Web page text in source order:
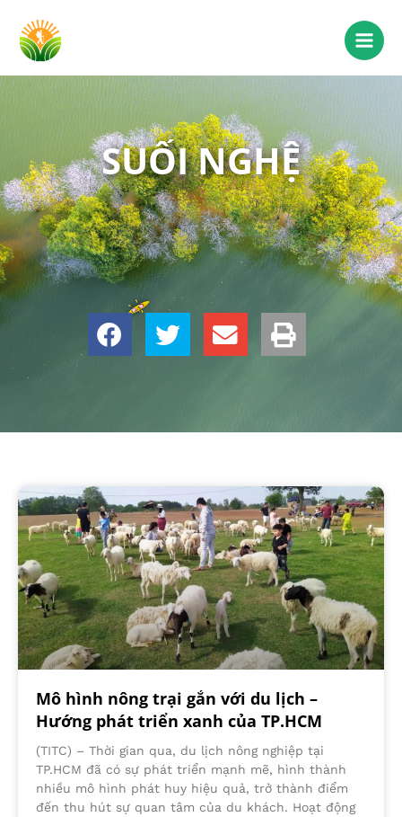
SUỐI NGHỆ
Mô hình nông trại gắn với du lịch –
Hướng phát triển xanh của TP.HCM
(TITC) – Thời gian qua, du lịch nông nghiệp tại
TP.HCM đã có sự phát triển mạnh mẽ, hình thành
nhiều mô hình phát huy hiệu quả, trở thành điểm
đến thu hút sự quan tâm của du khách. Hoạt động